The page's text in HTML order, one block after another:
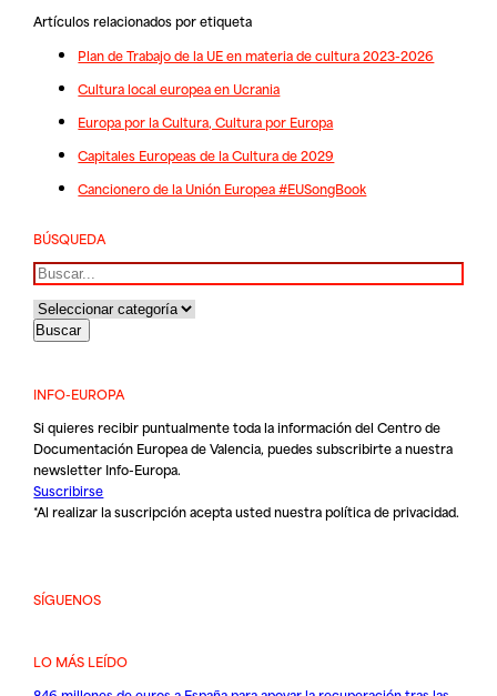
Artículos relacionados por etiqueta
Plan de Trabajo de la UE en materia de cultura 2023-2026
Cultura local europea en Ucrania
Europa por la Cultura, Cultura por Europa
Capitales Europeas de la Cultura de 2029
Cancionero de la Unión Europea #EUSongBook
BÚSQUEDA
Buscar
INFO-EUROPA
Si quieres recibir puntualmente toda la información del Centro de
Documentación Europea de Valencia, puedes subscribirte a nuestra
newsletter Info-Europa.
Suscribirse
*Al realizar la suscripción acepta usted nuestrapolítica de privacidad.
SÍGUENOS
LO MÁS LEÍDO